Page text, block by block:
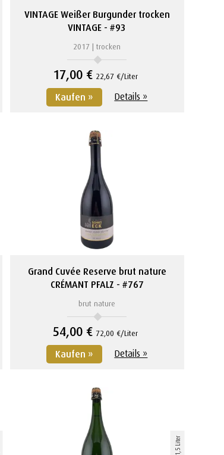
VINTAGE Weißer Burgunder trocken
VINTAGE #93
2017 trocken
17,00 € 22,67 €/Liter
Kaufen » Details »
Grand Cuvée Reserve brut nature
CRÉMANT PFALZ #767
brut nature
54,00 € 72,00 €/Liter
Kaufen » Details »